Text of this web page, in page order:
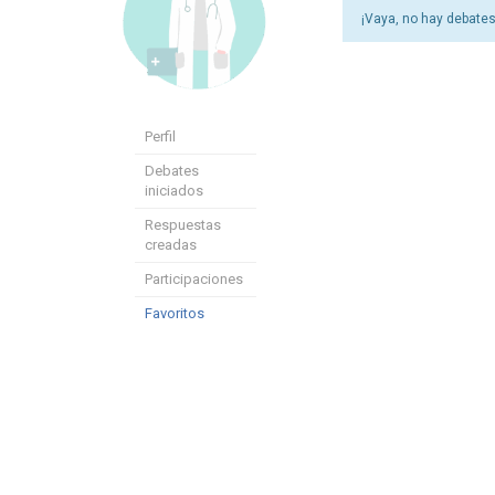
Perfil
Debates
iniciados
Respuestas
creadas
Participaciones
Favoritos
¡Vaya, no hay